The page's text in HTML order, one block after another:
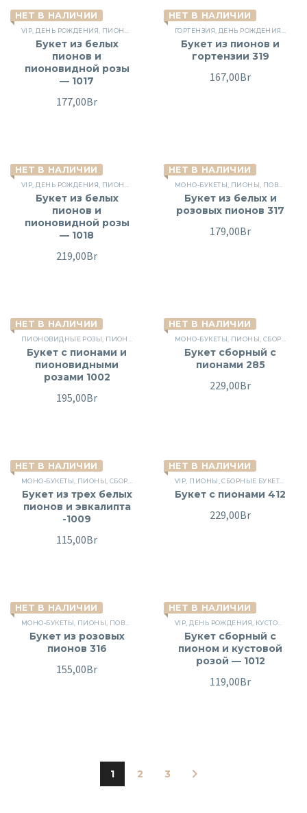
НЕТ В НАЛИЧИИ
VIP ДЕНЬ РОЖДЕНИЯ ПИОНОВИДНЫЕ РОЗЫ ,ПИОНЫ СБОРНЫЕ БУКЕТЫ
Букет из белых
пионов и
пионовидной розы
— 1017
177,00Br
НЕТ В НАЛИЧИИ
ГОРТЕНЗИЯ ДЕНЬ РОЖДЕНИЯ
Букет из пионов и
гортензии 319
167,00Br
НЕТ В НАЛИЧИИ
VIP ДЕНЬ РОЖДЕНИЯ ПИОНОВИДНЫЕ РОЗЫ ,ПИОНЫ,СБОРНЫЕ БУКЕТЫ
Букет из белых
пионов и
пионовидной розы
— 1018
219,00Br
НЕТ В НАЛИЧИИ
МОНО-БУКЕТЫ ПИОНЫ ПОВОД
Букет из белых и
розовых пионов 317
179,00Br
НЕТ В НАЛИЧИИ
ПИОНОВИДНЫЕ РОЗЫ ПИОНЫ СБОРНЫЕ БУКЕТЫ
Букет с пионами и
пионовидными
розами 1002
195,00Br
НЕТ В НАЛИЧИИ
МОНО-БУКЕТЫ ПИОНЫ ,СБОРНЫЕ БУКЕТЫ
Букет сборный с
пионами 285
229,00Br
НЕТ В НАЛИЧИИ
МОНО-БУКЕТЫ ПИОНЫ ,СБОРНЫЕ БУКЕТЫ
Букет из трех белых
пионов и эвкалипта
-1009
115,00Br
НЕТ В НАЛИЧИИ
VIP ПИОНЫ ,СБОРНЫЕ БУКЕТЫ
Букет с пионами 412
229,00Br
НЕТ В НАЛИЧИИ
МОНО-БУКЕТЫ ПИОНЫ ПОВОД СБОРНЫЕ БУКЕТЫ,ЦВЕТЫ,ЦВЕТЫ НА
Букет из розовых
пионов 316
155,00Br
НЕТ В НАЛИЧИИ
VIP ДЕНЬ РОЖДЕНИЯ КУСТОВЫЕ РОЗЫ
Букет сборный с
пионом и кустовой
розой — 1012
119,00Br
1 2 3